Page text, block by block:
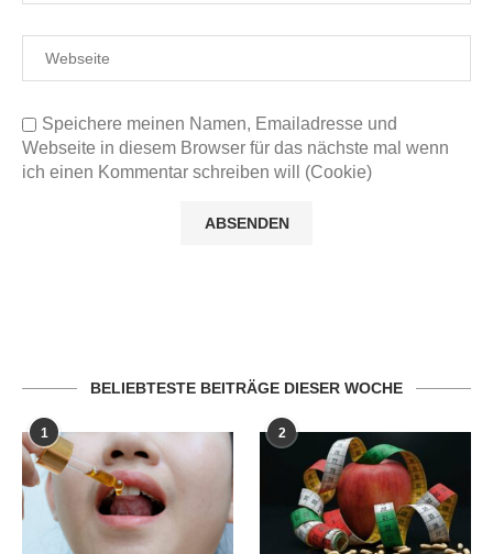
Speichere meinen Namen, Emailadresse und
Webseite in diesem Browser für das nächste mal wenn
ich einen Kommentar schreiben will (Cookie)
BELIEBTESTE BEITRÄGE DIESER WOCHE
1 2